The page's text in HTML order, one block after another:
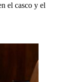
el casco y el